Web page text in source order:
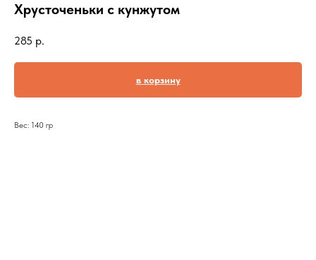
Хрусточеньки с кунжутом
285 р.
в корзину
Вес: 140 гр